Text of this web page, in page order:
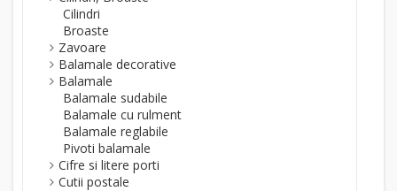
Cilindri
Broaste
Zavoare
Balamale decorative
Balamale
Balamale sudabile
Balamale cu rulment
Balamale reglabile
Pivoti balamale
Cifre si litere porti
Cutii postale